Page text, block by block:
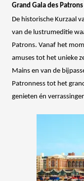
Grand Gala des
De historische Kurzaal
van de lustrumeditie
Patrons. Vanaf het
amuses tot het unieke
Mains en van de
Patronness tot het
genieten én